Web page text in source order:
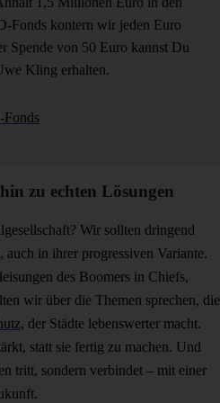
Fonds kontern wir jeden Euro
Spende von 50 Euro kannst Du
Kling erhalten.
Fonds
zu echten Lösungen
Wir sollten dringend
in ihrer progressiven Variante.
des Boomers in Chiefs,
wir über die Themen sprechen, die
, der Städte lebenswerter macht.
statt sie fertig zu machen. Und
tritt, sondern verbindet – mit einer